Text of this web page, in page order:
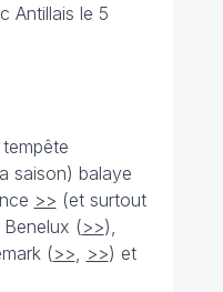
Antillais le 5
saison) balaye
>> (et surtout
Benelux (>>),
(>> >>) et